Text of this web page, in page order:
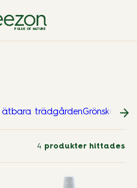
PULSE OF NATURE
ätbara trädgårdenGrönskande
4 produkter hittades